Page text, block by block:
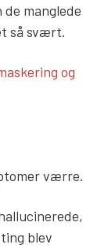
manglede
så svært.
og
værre.
blev